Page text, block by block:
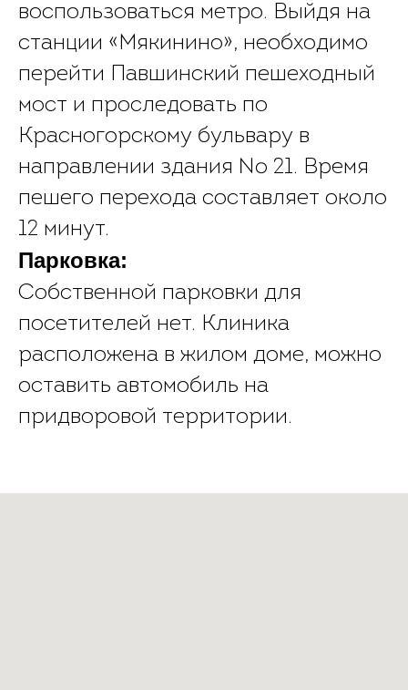
воспользоваться метро. Выйдя на
станции «Мякинино», необходимо
перейти Павшинский пешеходный
мост и проследовать по
Красногорскому бульвару в
направлении здания № 21. Время
пешего перехода составляет около
12 минут.
Парковка:
Собственной парковки для
посетителей нет. Клиника
расположена в жилом доме, можно
оставить автомобиль на
придворовой территории.